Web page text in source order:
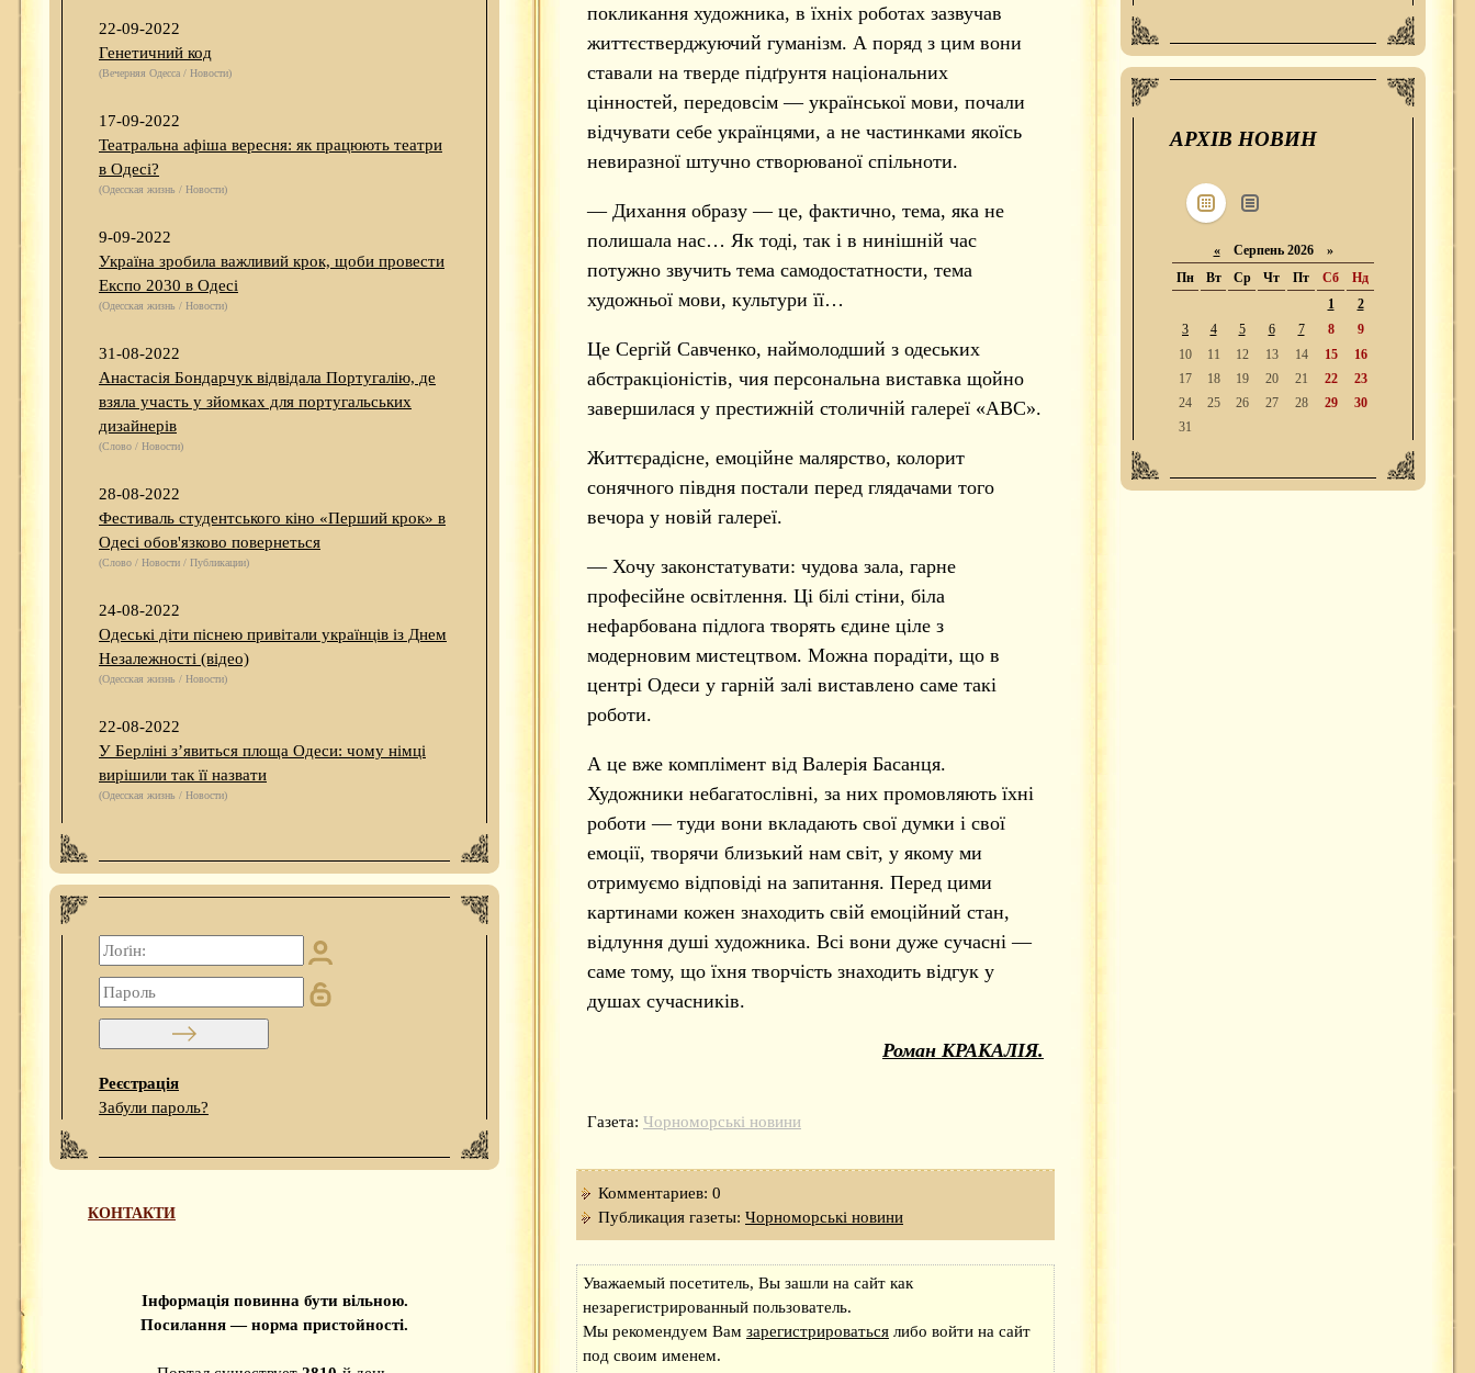
22-09-2022
Генетичний код
(Вечерняя Одесса / Новости)
17-09-2022
Театральна афіша вересня: як працюють театри
в Одесі?
(Одесская жизнь / Новости)
9-09-2022
Україна зробила важливий крок, щоби провести
Експо 2030 в Одесі
(Одесская жизнь / Новости)
31-08-2022
Анастасія Бондарчук відвідала Португалію, де
взяла участь у зйомках для португальських
дизайнерів
(Слово / Новости)
28-08-2022
Фестиваль студентського кіно «Перший крок» в
Одесі обов'язково повернеться
(Слово / Новости / Публикации)
24-08-2022
Одеські діти піснею привітали українців із Днем
Незалежності (відео)
(Одесская жизнь / Новости)
22-08-2022
У Берліні з’явиться площа Одеси: чому німці
вирішили так її назвати
(Одесская жизнь / Новости)
Реєстрація
Забули пароль?
КОНТАКТИ
Інформація повинна бути вільною.
Посилання — норма пристойності.
покликання художника, в їхніх роботах зазвучав
життєстверджуючий гуманізм. А поряд з цим вони
ставали на тверде підґрунтя національних
цінностей, передовсім — української мови, почали
відчувати себе українцями, а не частинками якоїсь
невиразної штучно створюваної спільноти.
— Дихання образу — це, фактично, тема, яка не
полишала нас… Як тоді, так і в нинішній час
потужно звучить тема самодостатности, тема
художньої мови, культури її…
Це Сергій Савченко, наймолодший з одеських
абстракціоністів, чия персональна виставка щойно
завершилася у престижній столичній галереї «АВС».
Життєрадісне, емоційне малярство, колорит
сонячного півдня постали перед глядачами того
вечора у новій галереї.
— Хочу законстатувати: чудова зала, гарне
професійне освітлення. Ці білі стіни, біла
нефарбована підлога творять єдине ціле з
модерновим мистецтвом. Можна порадіти, що в
центрі Одеси у гарній залі виставлено саме такі
роботи.
А це вже комплімент від Валерія Басанця.
Художники небагатослівні, за них промовляють їхні
роботи — туди вони вкладають свої думки і свої
емоції, творячи близький нам світ, у якому ми
отримуємо відповіді на запитання. Перед цими
картинами кожен знаходить свій емоційний стан,
відлуння душі художника. Всі вони дуже сучасні —
саме тому, що їхня творчість знаходить відгук у
душах сучасників.
Роман КРАКАЛІЯ.
Газета: Чорноморські новини
Комментариев: 0
Публикация газеты: Чорноморські новини
Уважаемый посетитель, Вы зашли на сайт как
незарегистрированный пользователь.
Мы рекомендуем Вам зарегистрироваться либо войти на сайт
под своим именем.
АРХІВ НОВИН
«Серпень 2026 »
Пн
Вт Ср Чт Пт Сб
Нд
1
2
3
4 5 6 7 8
9
10
11 12 13 14 15
16
17
18 19 20 21 22
23
24
25 26 27 28 29
30
31